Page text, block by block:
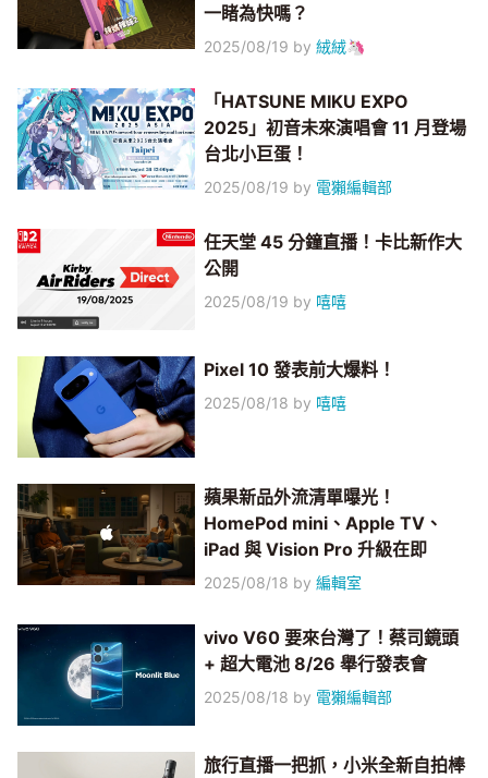
一睹為快嗎？
2025/08/19 by絨絨🦄
「HATSUNE MIKU EXPO
2025」初音未來演唱會 11 月登場
台北小巨蛋！
2025/08/19 by 電獺編輯部
任天堂 45 分鐘直播！卡比新作大
公開
2025/08/19 by 嘻嘻
Pixel 10 發表前大爆料！
2025/08/18 by 嘻嘻
蘋果新品外流清單曝光！
HomePod mini、Apple TV、
iPad 與 Vision Pro 升級在即
2025/08/18 by編輯室
vivo V60 要來台灣了！蔡司鏡頭
+ 超大電池 8/26 舉行發表會
2025/08/18 by 電獺編輯部
旅行直播一把抓，小米全新自拍棒